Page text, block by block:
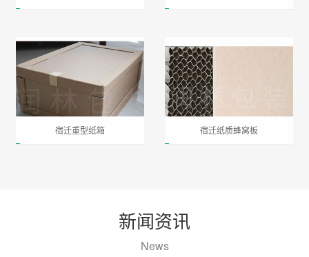
宿迁重型纸箱 宿迁纸质蜂窝板
新闻资讯
News